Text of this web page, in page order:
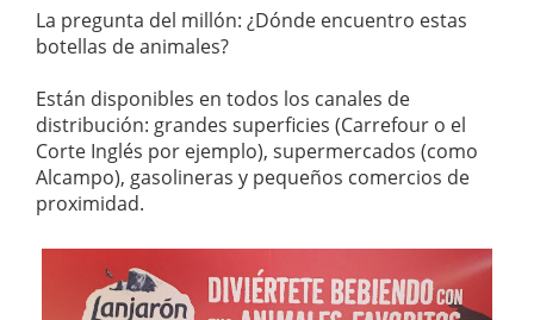
La pregunta del millón: ¿Dónde encuentro estas
botellas de animales?
Están disponibles en todos los canales de
distribución: grandes superficies (Carrefour o el
Corte Inglés por ejemplo), supermercados (como
Alcampo), gasolineras y pequeños comercios de
proximidad.